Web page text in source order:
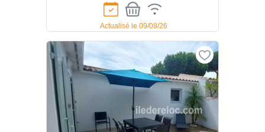
Actualisé le 09/08/26